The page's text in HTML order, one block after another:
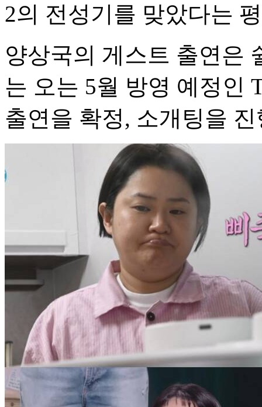
2의 전성기를 맞았다는
양상국의 게스트 출연은
는 오는 5월 방영 예정인
출연을 확정, 소개팅을